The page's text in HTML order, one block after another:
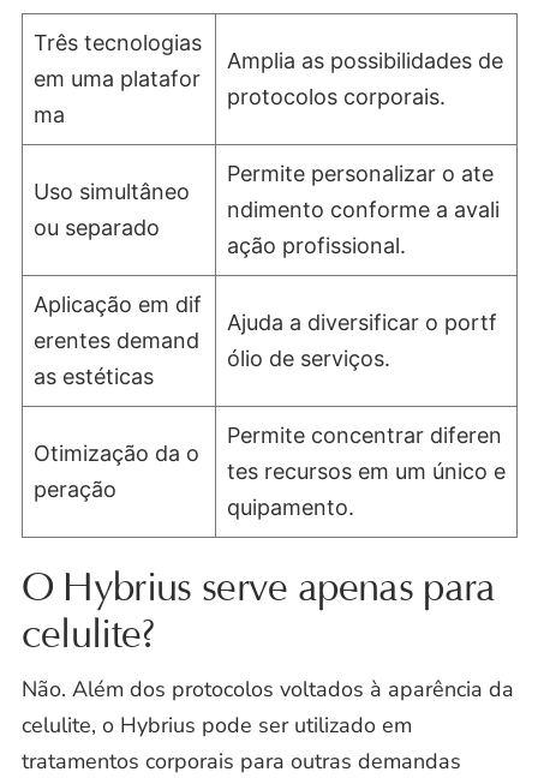
Três tecnologias
em uma platafor
ma
Amplia as possibilidades de
protocolos corporais.
Uso simultâneo
ou separado
Permite personalizar o ate
ndimento conforme a avali
ação profissional.
Aplicação em dif
erentes demand
as estéticas
Ajuda a diversificar o portf
ólio de serviços.
Otimização da o
peração
Permite concentrar diferen
tes recursos em um único e
quipamento.
O Hybrius serve apenas para
celulite?
Não. Além dos protocolos voltados à aparência da
celulite, o Hybrius pode ser utilizado em
tratamentos corporais para outras demandas